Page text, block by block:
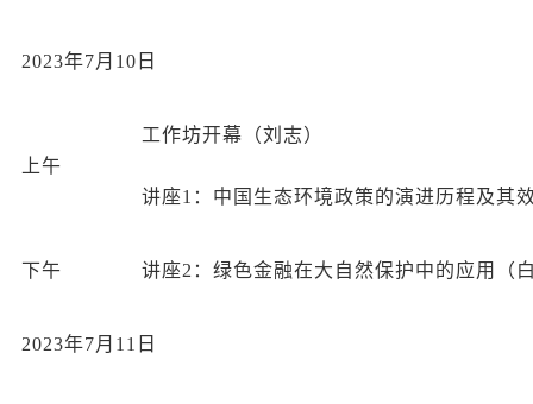
2023年7月10日
上午
工作坊开幕（刘志）
讲座1：中国生态环境政策的演进历程及其
下午 讲座2：绿色金融在大自然保护中的应用（
2023年7月11日